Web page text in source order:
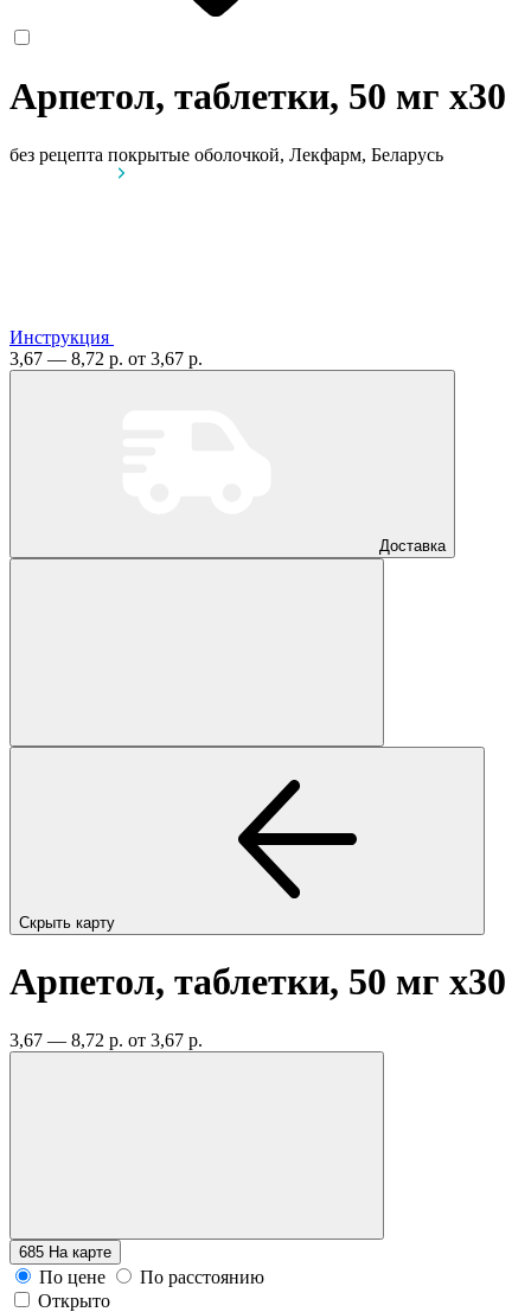
Арпетол, таблетки, 50 мг x30
без рецепта покрытые оболочкой, Лекфарм, Беларусь
Инструкция
3,67 — 8,72 р. от 3,67 р.
Доставка
Скрыть карту
Арпетол, таблетки, 50 мг x30
3,67 — 8,72 р. от 3,67 р.
685 На карте
По цене
По расстоянию
Открыто